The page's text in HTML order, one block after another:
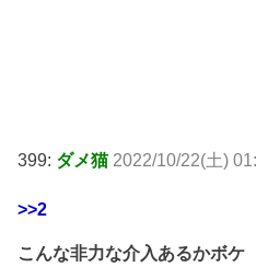
399: ダメ猫 2022/10/22(土)
>>2
こんな非力な介入あるかボケ